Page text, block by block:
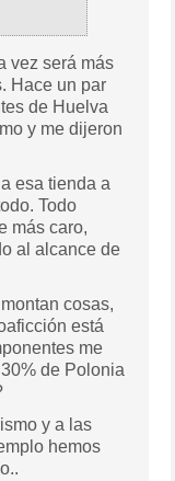
vez será más
Hace un par
de Huelva
y me dijeron
esa tienda a
Todo
más caro,
al alcance de
cosas,
está
me
de Polonia
y a las
hemos